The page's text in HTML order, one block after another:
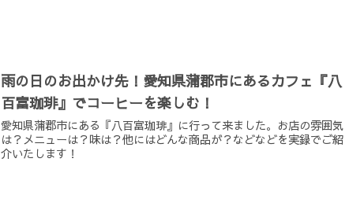
雨の日のお出かけ先！愛知県蒲郡市にあるカフェ『八
百富珈琲』でコーヒーを楽しむ！
愛知県蒲郡市にある『八百富珈琲』に行って来ました。お店の雰囲気
は？メニューは？味は？他にはどんな商品が？などなどを実録でご紹
介いたします！